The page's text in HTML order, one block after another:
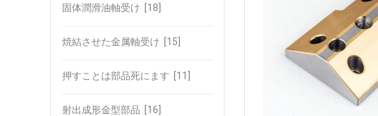
固体潤滑油軸受け [18]
焼結させた金属軸受け [15]
押すことは部品死にます [11]
射出成形金型部品 [16]